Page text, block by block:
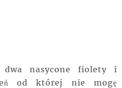
dwa nasycone fiolety i
od której nie mogę